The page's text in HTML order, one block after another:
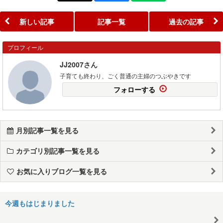
新しい記事 記事一覧 過去の記事
プロフィール
JJ2007さん
子育ても終わり、ごく普通の主婦のつぶやきです
フォローする
月別記事一覧を見る
カテゴリ別記事一覧を見る
お気に入りブログ一覧を見る
今週もはじまりました